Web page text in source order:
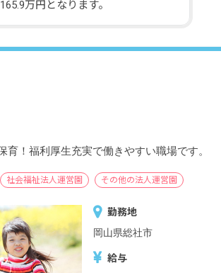
万円となります。
育！福利厚生充実で働きやすい職場です。
社会福祉法人運営園 その他の法人運営園
勤務地
岡山県総社市
給与